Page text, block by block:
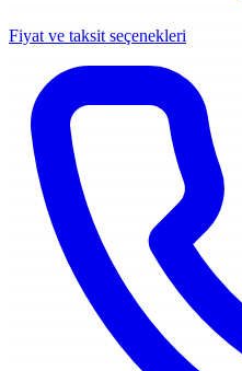
Fiyat ve taksit seçenekleri